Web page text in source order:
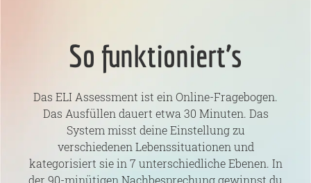
So funktioniert’s
Das ELI Assessment ist ein Online-Fragebogen.
Das Ausfüllen dauert etwa 30 Minuten. Das
System misst deine Einstellung zu
verschiedenen Lebenssituationen und
kategorisiert sie in 7 unterschiedliche Ebenen. In